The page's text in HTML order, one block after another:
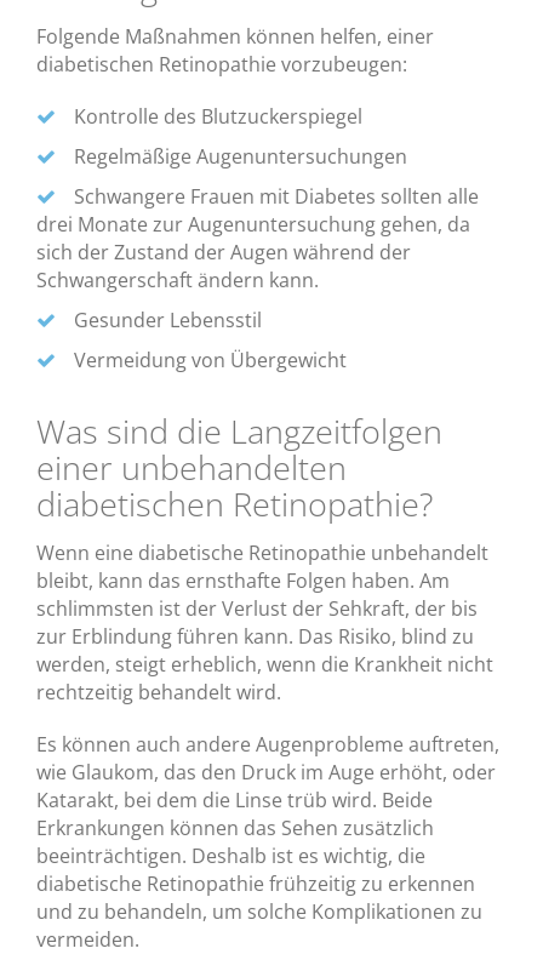
Folgende Maßnahmen können helfen, einer
diabetischen Retinopathie vorzubeugen:
Kontrolle des Blutzuckerspiegel
Regelmäßige Augenuntersuchungen
Schwangere Frauen mit Diabetes sollten alle
drei Monate zur Augenuntersuchung gehen, da
sich der Zustand der Augen während der
Schwangerschaft ändern kann.
Gesunder Lebensstil
Vermeidung von Übergewicht
Was sind die Langzeitfolgen
einer unbehandelten
diabetischen Retinopathie?
Wenn eine diabetische Retinopathie unbehandelt
bleibt, kann das ernsthafte Folgen haben. Am
schlimmsten ist der Verlust der Sehkraft, der bis
zur Erblindung führen kann. Das Risiko, blind zu
werden, steigt erheblich, wenn die Krankheit nicht
rechtzeitig behandelt wird.
Es können auch andere Augenprobleme auftreten,
wie Glaukom, das den Druck im Auge erhöht, oder
Katarakt, bei dem die Linse trüb wird. Beide
Erkrankungen können das Sehen zusätzlich
beeinträchtigen. Deshalb ist es wichtig, die
diabetische Retinopathie frühzeitig zu erkennen
und zu behandeln, um solche Komplikationen zu
vermeiden.